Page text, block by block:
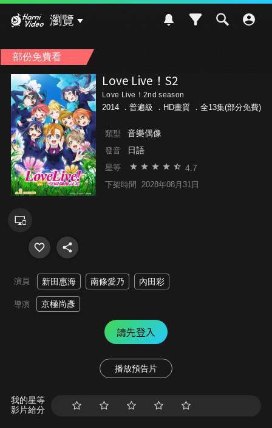
瀏覽
部份免費看
Love Live！S2
Love Live！2nd season
2014 ． 普遍級 ．HD畫質 ．全13集(部分免費)
類型 音樂偶像
發音 日語
星等 4.7
下架時間 2028年08月31日
演員 新田惠海 南條愛乃 內田彩
導演 京極尚彥
請先登入
播放預告片
我的星等
影片給分